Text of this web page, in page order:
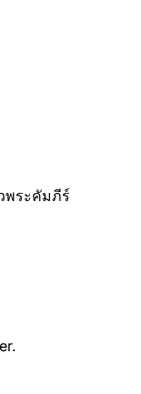
พระคัมภีร์